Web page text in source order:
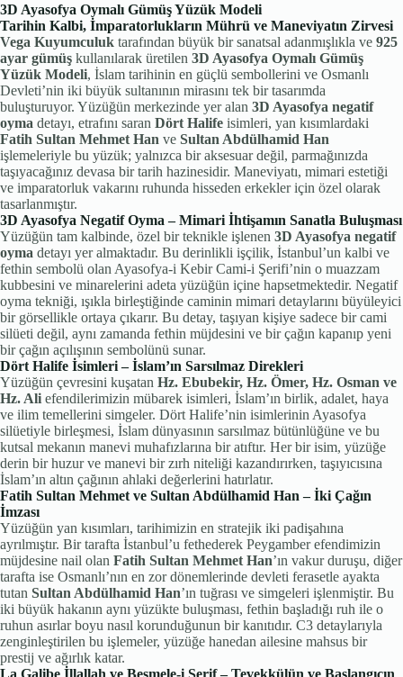
3D Ayasofya Oymalı Gümüş Yüzük Modeli
Tarihin Kalbi, İmparatorlukların Mührü ve Maneviyatın Zirvesi
Vega Kuyumculuk tarafından büyük bir sanatsal adanmışlıkla ve 925
ayar gümüş kullanılarak üretilen 3D Ayasofya Oymalı Gümüş
Yüzük Modeli, İslam tarihinin en güçlü sembollerini ve Osmanlı
Devleti’nin iki büyük sultanının mirasını tek bir tasarımda
buluşturuyor. Yüzüğün merkezinde yer alan 3D Ayasofya negatif
oyma detayı, etrafını saran Dört Halife isimleri, yan kısımlardaki
Fatih Sultan Mehmet Han ve Sultan Abdülhamid Han
işlemeleriyle bu yüzük; yalnızca bir aksesuar değil, parmağınızda
taşıyacağınız devasa bir tarih hazinesidir. Maneviyatı, mimari estetiği
ve imparatorluk vakarını ruhunda hisseden erkekler için özel olarak
tasarlanmıştır.
3D Ayasofya Negatif Oyma – Mimari İhtişamın Sanatla Buluşması
Yüzüğün tam kalbinde, özel bir teknikle işlenen 3D Ayasofya negatif
oyma detayı yer almaktadır. Bu derinlikli işçilik, İstanbul’un kalbi ve
fethin sembolü olan Ayasofya-i Kebir Cami-i Şerifi’nin o muazzam
kubbesini ve minarelerini adeta yüzüğün içine hapsetmektedir. Negatif
oyma tekniği, ışıkla birleştiğinde caminin mimari detaylarını büyüleyici
bir görsellikle ortaya çıkarır. Bu detay, taşıyan kişiye sadece bir cami
silüeti değil, aynı zamanda fethin müjdesini ve bir çağın kapanıp yeni
bir çağın açılışının sembolünü sunar.
Dört Halife İsimleri – İslam’ın Sarsılmaz Direkleri
Yüzüğün çevresini kuşatan Hz. Ebubekir, Hz. Ömer, Hz. Osman ve
Hz. Ali efendilerimizin mübarek isimleri, İslam’ın birlik, adalet, haya
ve ilim temellerini simgeler. Dört Halife’nin isimlerinin Ayasofya
silüetiyle birleşmesi, İslam dünyasının sarsılmaz bütünlüğüne ve bu
kutsal mekanın manevi muhafızlarına bir atıftır. Her bir isim, yüzüğe
derin bir huzur ve manevi bir zırh niteliği kazandırırken, taşıyıcısına
İslam’ın altın çağının ahlaki değerlerini hatırlatır.
Fatih Sultan Mehmet ve Sultan Abdülhamid Han – İki Çağın
İmzası
Yüzüğün yan kısımları, tarihimizin en stratejik iki padişahına
ayrılmıştır. Bir tarafta İstanbul’u fethederek Peygamber efendimizin
müjdesine nail olan Fatih Sultan Mehmet Han’ın vakur duruşu, diğer
tarafta ise Osmanlı’nın en zor dönemlerinde devleti ferasetle ayakta
tutan Sultan Abdülhamid Han’ın tuğrası ve simgeleri işlenmiştir. Bu
iki büyük hakanın aynı yüzükte buluşması, fethin başladığı ruh ile o
ruhun asırlar boyu nasıl korunduğunun bir kanıtıdır. C3 detaylarıyla
zenginleştirilen bu işlemeler, yüzüğe hanedan ailesine mahsus bir
prestij ve ağırlık katar.
La Galibe İllallah ve Besmele-i Şerif – Tevekkülün ve Başlangıcın